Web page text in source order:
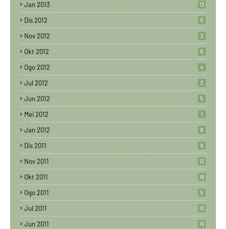
Jan 2013 13
Dis 2012 5
Nov 2012 3
Okt 2012 6
Ogo 2012 4
Jul 2012 3
Jun 2012 5
Mei 2012 1
Jan 2012 8
Dis 2011 9
Nov 2011 12
Okt 2011 18
Ogo 2011 5
Jul 2011 10
Jun 2011 19